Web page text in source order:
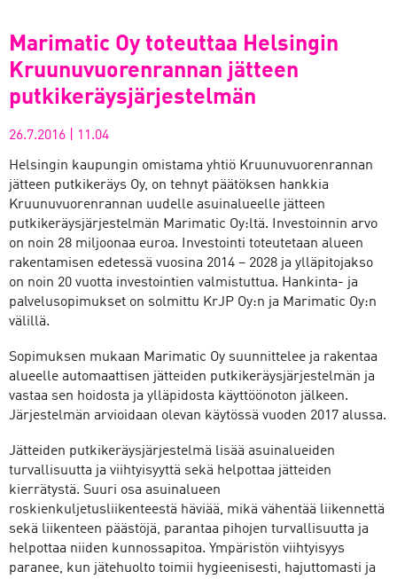
Marimatic Oy toteuttaa Helsingin
Kruunuvuorenrannan jätteen
putkikeräysjärjestelmän
26.7.2016 11.04
Helsingin kaupungin omistama yhtiö Kruunuvuorenrannan
jätteen putkikeräys Oy, on tehnyt päätöksen hankkia
Kruunuvuorenrannan uudelle asuinalueelle jätteen
putkikeräysjärjestelmän Marimatic Oy:ltä. Investoinnin arvo
on noin 28 miljoonaa euroa. Investointi toteutetaan alueen
rakentamisen edetessä vuosina 2014 – 2028 ja ylläpitojakso
on noin 20 vuotta investointien valmistuttua. Hankinta- ja
palvelusopimukset on solmittu KrJP Oy:n ja Marimatic Oy:n
välillä.
Sopimuksen mukaan Marimatic Oy suunnittelee ja rakentaa
alueelle automaattisen jätteiden putkikeräysjärjestelmän ja
vastaa sen hoidosta ja ylläpidosta käyttöönoton jälkeen.
Järjestelmän arvioidaan olevan käytössä vuoden 2017 alussa.
Jätteiden putkikeräysjärjestelmä lisää asuinalueiden
turvallisuutta ja viihtyisyyttä sekä helpottaa jätteiden
kierrätystä. Suuri osa asuinalueen
roskienkuljetusliikenteestä häviää, mikä vähentää liikennettä
sekä liikenteen päästöjä, parantaa pihojen turvallisuutta ja
helpottaa niiden kunnossapitoa. Ympäristön viihtyisyys
paranee, kun jätehuolto toimii hygieenisesti, hajuttomasti ja